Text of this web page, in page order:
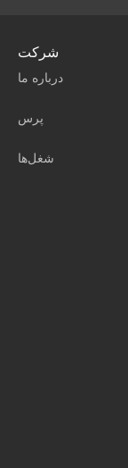
شرکت
درباره ما
پرس
شغل‌ها